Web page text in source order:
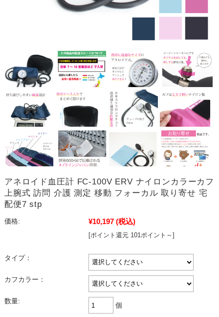
アネロイド血圧計 FC-100V ERV ナイロンカラーカフ
上腕式 訪問 介護 測定 移動 フォーカル 取り寄せ 宅
配便7 stp
価格: ¥10,197 (税込)
[ポイント還元 101ポイント～]
タイプ：
カフカラー：
数量:
個